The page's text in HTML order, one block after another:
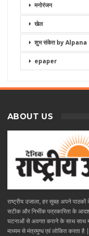
मनोरंजन
खेल
शुभ संकेत by Alpana
epaper
ABOUT US
राष्ट्रीय उजाला, हर सुबह अपने
सटीक और निभींक पत्रकारिता के
घटनाओं से अवगत कराने के साथ साथ
माध्यम से मंत्रमुग्ध एवं लोकित करता है |